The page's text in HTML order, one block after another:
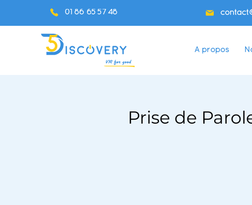
01 86 65 57 48
A propos
Prise de